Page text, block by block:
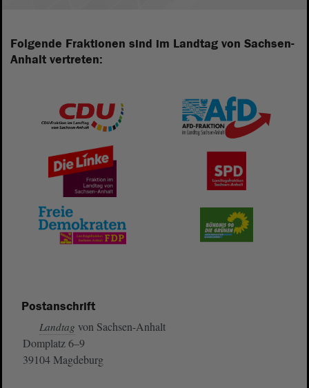
Folgende Fraktionen sind im Landtag von Sachsen-
Anhalt vertreten:
Postanschrift
Landtag von Sachsen-Anhalt
Domplatz 6–9
39104 Magdeburg